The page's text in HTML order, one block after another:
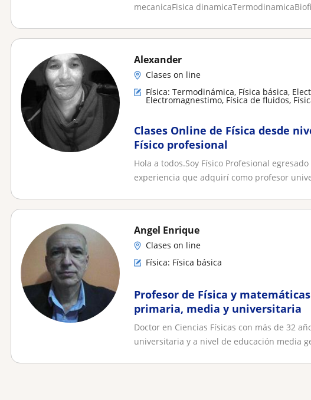
mecanicaFisica
Alexander
Clases on line
Física: Termodinámica, Física básica,
Electromagnestimo, Física de fluidos,
Relatividad
Clases Online de Física desde
Físico profesional
Hola a todos.Soy Físico Profesional
experiencia que adquirí como profesor
Angel Enrique
Clases on line
Física: Física básica
Profesor de Física y
primaria, media y universitaria
Doctor en Ciencias Físicas con más de 32
universitaria y a nivel de educación media